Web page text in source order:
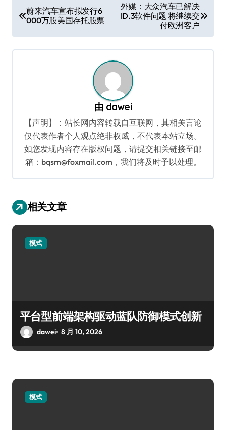
章
导
航
蔚来汽车宣布拟发行6
000万股美国存托股票
外媒：大众汽车已解决
ID.3软件问题 将继续交
付欧洲客户
由 dawei
【声明】：站长网内容转载自互联网，其相关言论
仅代表作者个人观点绝非权威，不代表本站立场。
如您发现内容存在版权问题，请提交相关链接至邮
箱：bqsm@foxmail.com，我们将及时予以处理。
相关文章
模式
平台型前端架构驱动蓝队防御模式创新
dawei 8 月 10, 2026
模式